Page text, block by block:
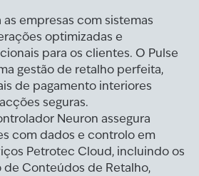
empresas com sistemas
optimizadas e
para os clientes. O Pulse
gestão de retalho perfeita,
de pagamento interiores
seguras.
Neuron assegura
com dados e controlo em
Petrotec Cloud, incluindo os
de Conteúdos de Retalho,